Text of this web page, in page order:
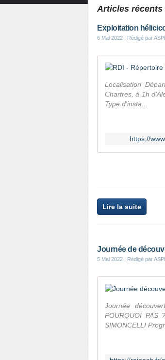
Articles récents
Exploitation
6 Mai 2022 , Rédigé par
Localisation
Chartres, à 1h
Type d'insta...
https://
Lire la suite
Journée de
5 Mai 2022 , Rédigé par
Journée
POURQUOI PAS
SIMONCELLI